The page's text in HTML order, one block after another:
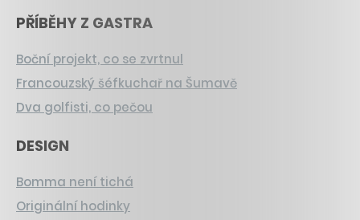
PŘÍBĚHY Z GASTRA
Boční projekt, co se zvrtnul
Francouzský šéfkuchař na Šumavě
Dva golfisti, co pečou
DESIGN
Bomma není tichá
Originální hodinky